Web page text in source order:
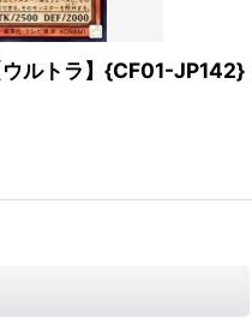
ルトラ】{CF01-JP142}